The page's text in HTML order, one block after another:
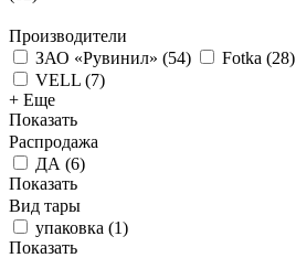
Производители
ЗАО «Рувинил» (54) Fotka (28)
VELL (7)
+ Еще
Показать
Распродажа
ДА (6)
Показать
Вид тары
упаковка (1)
Показать